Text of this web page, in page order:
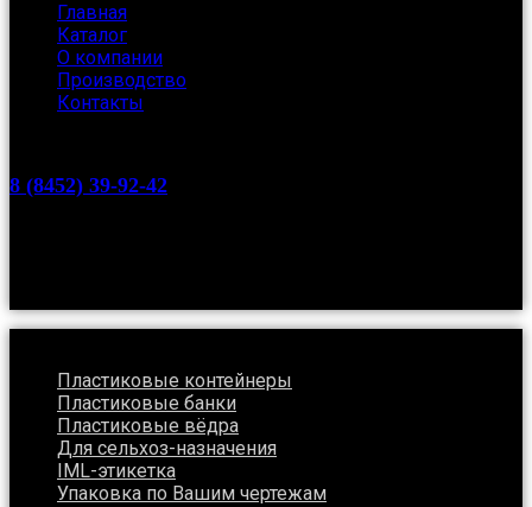
Главная
Каталог
О компании
Производство
Контакты
8 (8452) 39-92-42
Пластиковые контейнеры
Пластиковые банки
Пластиковые вёдра
Для сельхоз-назначения
IML-этикетка
Упаковка по Вашим чертежам